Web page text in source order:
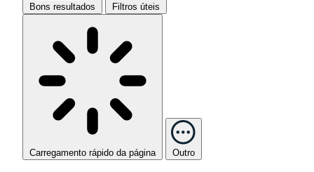
Bons resultados Filtros úteis
Carregamento rápido da página Outro